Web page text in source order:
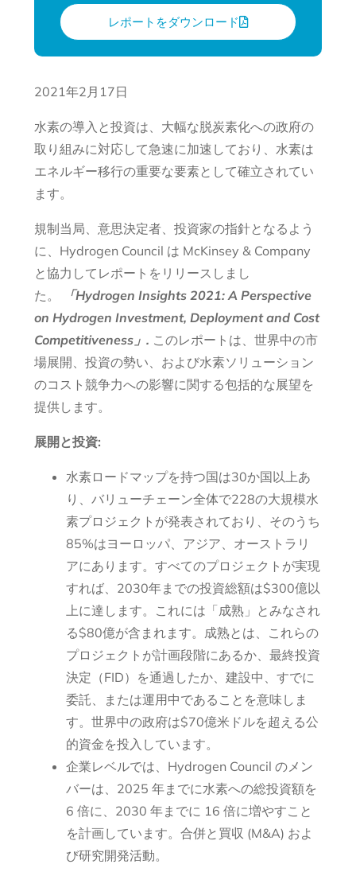
レポートをダウンロード
2021年2月17日
水素の導入と投資は、大幅な脱炭素化への政府の
取り組みに対応して急速に加速しており、水素は
エネルギー移行の重要な要素として確立されてい
ます。
規制当局、意思決定者、投資家の指針となるよう
に、Hydrogen Council は McKinsey & Company
と協力してレポートをリリースしまし
た。
「Hydrogen Insights 2021: A Perspective
on Hydrogen Investment, Deployment and Cost
Competitiveness」. このレポートは、世界中の市
場展開、投資の勢い、および水素ソリューション
のコスト競争力への影響に関する包括的な展望を
提供します。
展開と投資:
水素ロードマップを持つ国は30か国以上あ
り、バリューチェーン全体で228の大規模水
素プロジェクトが発表されており、そのうち
85%はヨーロッパ、アジア、オーストラリ
アにあります。すべてのプロジェクトが実現
すれば、2030年までの投資総額は$300億以
上に達します。これには「成熟」とみなされ
る$80億が含まれます。成熟とは、これらの
プロジェクトが計画段階にあるか、最終投資
決定（FID）を通過したか、建設中、すでに
委託、または運用中であることを意味しま
す。世界中の政府は$70億米ドルを超える公
的資金を投入しています。
企業レベルでは、Hydrogen Council のメン
バーは、2025 年までに水素への総投資額を
6 倍に、2030 年までに 16 倍に増やすこと
を計画しています。合併と買収 (M&A) およ
び研究開発活動。